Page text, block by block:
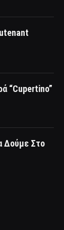
“Cupertino”
Δούμε Στο